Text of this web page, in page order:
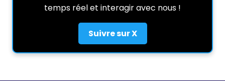
temps réel et interagir avec nous !
Suivre sur X